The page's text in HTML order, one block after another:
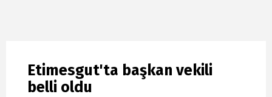
Etimesgut'ta başkan vekili
belli oldu